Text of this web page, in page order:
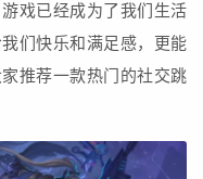
戏已经成为了我们生活
们快乐和满足感，更能
推荐一款热门的社交跳